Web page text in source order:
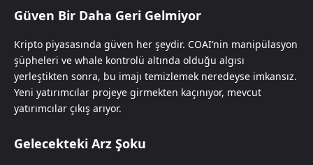
Güven Bir Daha Geri Gelmiyor
Kripto piyasasında güven her şeydir. COAI’nin manipülasyon
şüpheleri ve whale kontrolü altında olduğu algısı
yerleştikten sonra, bu imajı temizlemek neredeyse imkansız.
Yeni yatırımcılar projeye girmekten kaçınıyor, mevcut
yatırımcılar çıkış arıyor.
Gelecekteki Arz Şoku